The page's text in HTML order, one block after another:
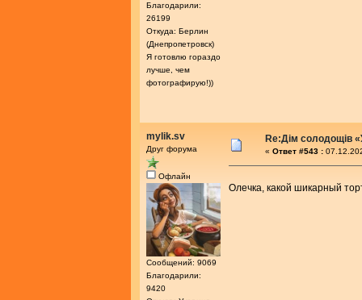
Благодарили:
26199
Откуда: Берлин
(Днепропетровск)
Я готовлю гораздо
лучше, чем
фотографирую!))
mylik.sv
Друг форума
Офлайн
Сообщений: 9069
Благодарили:
9420
Re:Дім солодощів
« Ответ #543 :
Олечка, какой шикарный